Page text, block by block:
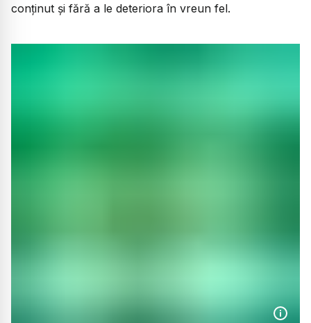
conținut și fără a le deteriora în vreun fel.